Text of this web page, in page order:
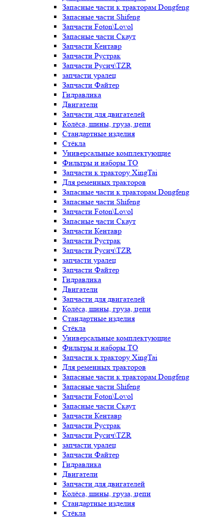
Запасные части к тракторам Dongfeng
Запасные части Shifeng
Запчасти Foton\Lovol
Запасные части Скаут
Запчасти Кентавр
Запчасти Рустрак
Запчасти Русич\TZR
запчасти уралец
Запчасти Файтер
Гидравлика
Двигатели
Запчасти для двигателей
Колёса, шины, груза, цепи
Стандартные изделия
Стёкла
Универсальные комплектующие
Фильтры и наборы ТО
Запчасти к трактору XingTai
Для ременных тракторов
Запасные части к тракторам Dongfeng
Запасные части Shifeng
Запчасти Foton\Lovol
Запасные части Скаут
Запчасти Кентавр
Запчасти Рустрак
Запчасти Русич\TZR
запчасти уралец
Запчасти Файтер
Гидравлика
Двигатели
Запчасти для двигателей
Колёса, шины, груза, цепи
Стандартные изделия
Стёкла
Универсальные комплектующие
Фильтры и наборы ТО
Запчасти к трактору XingTai
Для ременных тракторов
Запасные части к тракторам Dongfeng
Запасные части Shifeng
Запчасти Foton\Lovol
Запасные части Скаут
Запчасти Кентавр
Запчасти Рустрак
Запчасти Русич\TZR
запчасти уралец
Запчасти Файтер
Гидравлика
Двигатели
Запчасти для двигателей
Колёса, шины, груза, цепи
Стандартные изделия
Стёкла